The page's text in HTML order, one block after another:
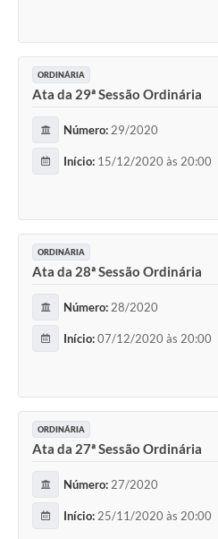
ORDINÁRIA
Ata da 29ª Sessão Ordinária
Número: 29/2020
Início: 15/12/2020 às 20:00
ORDINÁRIA
Ata da 28ª Sessão Ordinária
Número: 28/2020
Início:07/12/2020 às 20:00
ORDINÁRIA
Ata da 27ª Sessão Ordinária
Número: 27/2020
Início: 25/11/2020 às 20:00